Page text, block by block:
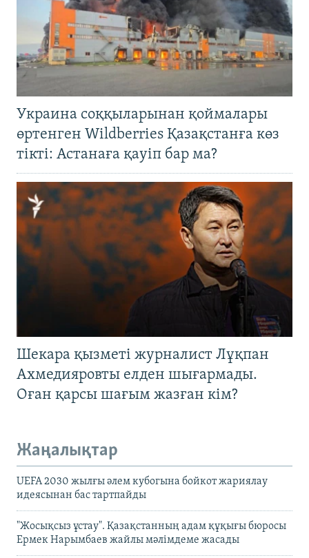
Украина соққыларынан қоймалары
өртенген Wildberries Қазақстанға көз
тікті: Астанаға қауіп бар ма?
Шекара қызметі журналист Лұқпан
Ахмедияровты елден шығармады.
Оған қарсы шағым жазған кім?
Жаңалықтар
UEFA 2030 жылғы әлем кубогына бойкот жариялау
идеясынан бас тартпайды
"Жосықсыз ұстау". Қазақстанның адам құқығы бюросы
Ермек Нарымбаев жайлы мәлімдеме жасады